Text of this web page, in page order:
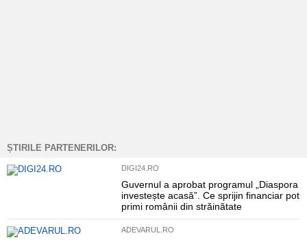
ȘTIRILE PARTENERILOR:
DIGI24.RO
Guvernul a aprobat programul „Diaspora
investește acasă”. Ce sprijin financiar pot
primi românii din străinătate
ADEVARUL.RO